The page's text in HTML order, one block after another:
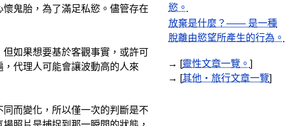
鬼胎，為了滿足私慾。儘管存在
如果想要基於客觀事實，或許可
代理人可能會讓波動高的人來
而變化，所以僅一次的判斷是不
慾。
放棄是什麼？—— 是一種
脫離由慾望所產生的行為。
→ [靈性文章一覽。 ]
→ [其他・旅行文章一覽]